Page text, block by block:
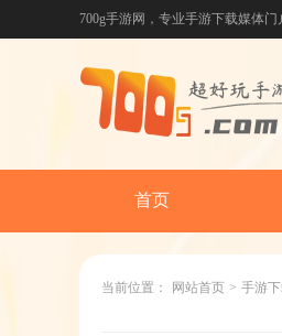
700g手游网，专业手游下载媒体门
首页
当前位置： 网站首页 > 手游